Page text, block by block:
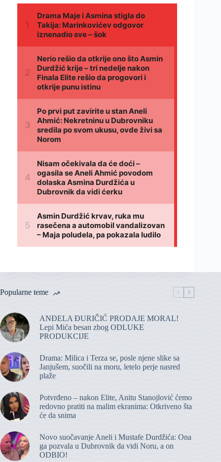
Popularne teme
ANĐELA ĐURIČIĆ PRODAJE MORAL!
Lepi Mića besan zbog ODLUKE
PRODUKCIJE
Drama: Milica i Terza se, posle njene slike sa
Janjušem, suočili na moru, letelo perje nasred
plaže
Potvrđeno – nakon Elite, Anitu Stanojlović ćemo
redovno pratiti na malim ekranima: Otkriveno šta
će da snima
Novo suočavanje Aneli i Mustafe Durdžića: Ona
ga pozvala u Dubrovnik da vidi Noru, a on
ODBIO!